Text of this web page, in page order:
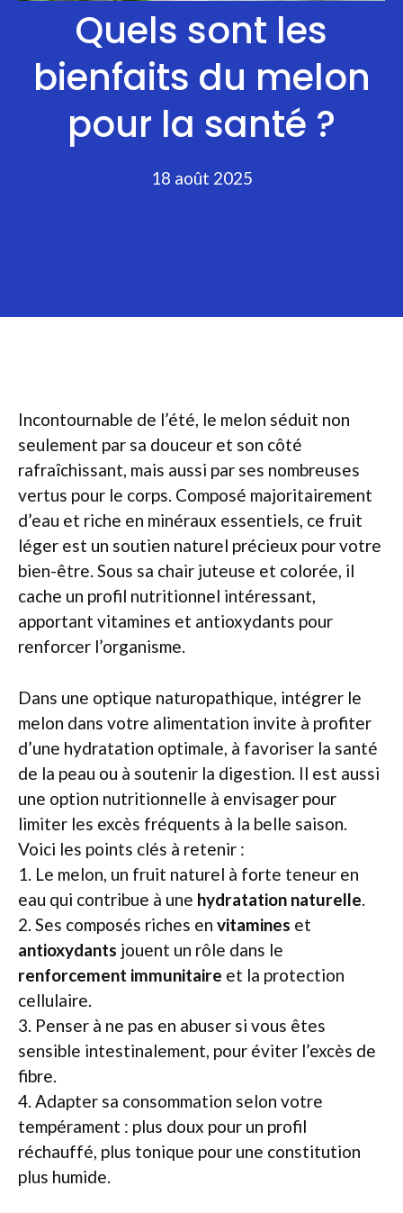
Quels sont les
bienfaits du melon
pour la santé ?
18 août 2025
Incontournable de l’été, le melon séduit non
seulement par sa douceur et son côté
rafraîchissant, mais aussi par ses nombreuses
vertus pour le corps. Composé majoritairement
d’eau et riche en minéraux essentiels, ce fruit
léger est un soutien naturel précieux pour votre
bien-être. Sous sa chair juteuse et colorée, il
cache un profil nutritionnel intéressant,
apportant vitamines et antioxydants pour
renforcer l’organisme.
Dans une optique naturopathique, intégrer le
melon dans votre alimentation invite à profiter
d’une hydratation optimale, à favoriser la santé
de la peau ou à soutenir la digestion. Il est aussi
une option nutritionnelle à envisager pour
limiter les excès fréquents à la belle saison.
Voici les points clés à retenir :
1. Le melon, un fruit naturel à forte teneur en
eau qui contribue à une hydratation naturelle.
2. Ses composés riches en vitamines et
antioxydants jouent un rôle dans le
renforcement immunitaire et la protection
cellulaire.
3. Penser à ne pas en abuser si vous êtes
sensible intestinalement, pour éviter l’excès de
fibre.
4. Adapter sa consommation selon votre
tempérament : plus doux pour un profil
réchauffé, plus tonique pour une constitution
plus humide.